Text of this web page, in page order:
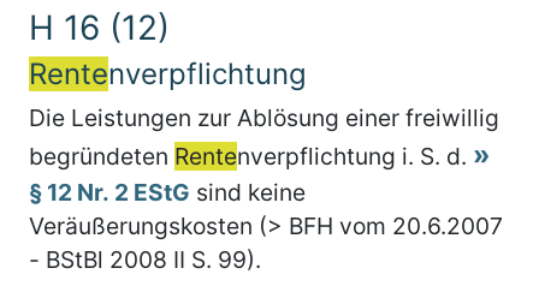
H 16 (12)
Rentenverpflichtung
Die Leistungen zur Ablösung einer freiwillig
begründeten Rentenverpflichtung i. S. d.
§ 12 Nr. 2 EStG sind keine
Veräußerungskosten (> BFH vom 20.6.2007
- BStBl 2008 II S. 99).